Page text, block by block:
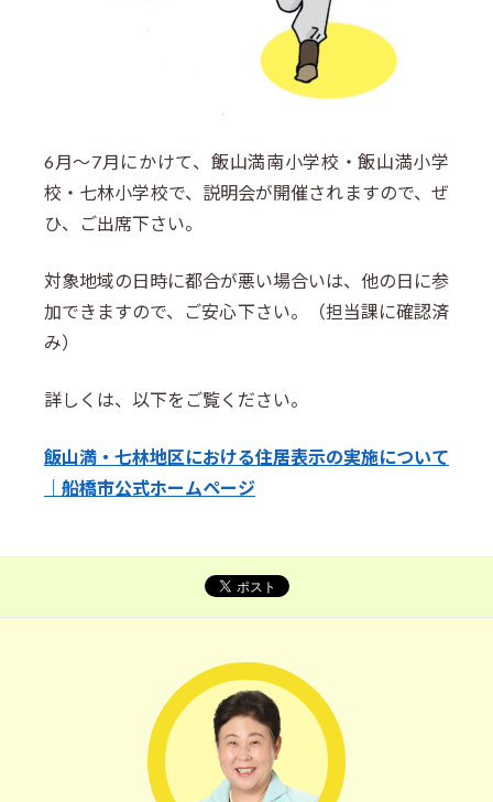
6月～7月にかけて、飯山満南小学校・飯山満小学
校・七林小学校で、説明会が開催されますので、ぜ
ひ、ご出席下さい。
対象地域の日時に都合が悪い場合いは、他の日に参
加できますので、ご安心下さい。（担当課に確認済
み）
詳しくは、以下をご覧ください。
飯山満・七林地区における住居表示の実施について
｜船橋市公式ホームページ